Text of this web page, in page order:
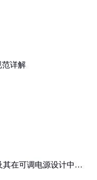
范详解
其在可调电源设计中的